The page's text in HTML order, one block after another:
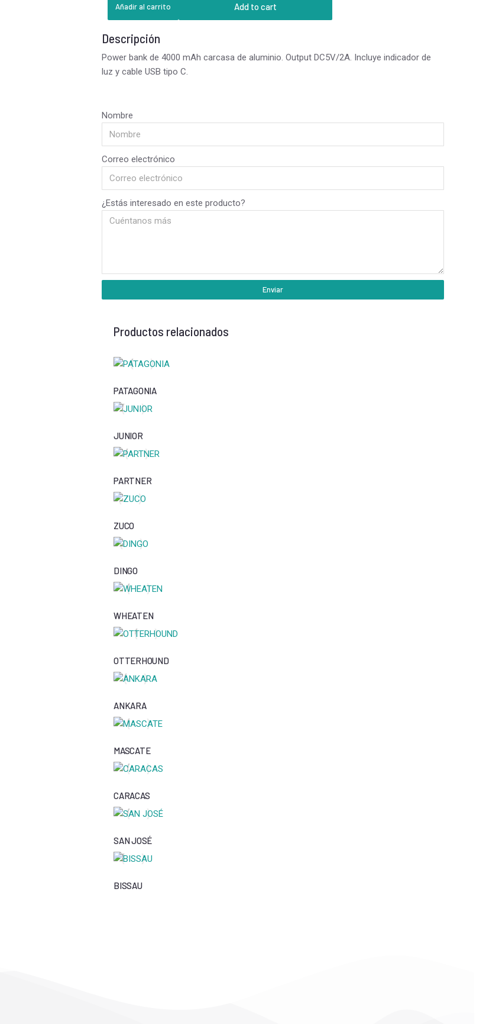
Añadir al carrito Add to cart
Descripción
Power bank de 4000 mAh carcasa de aluminio. Output DC5V/2A. Incluye indicador de
luz y cable USB tipo C.
Nombre
Correo electrónico
¿Estás interesado en este producto?
Enviar
Productos relacionados
PATAGONIA
JUNIOR
PARTNER
ZUCO
DINGO
WHEATEN
OTTERHOUND
ANKARA
MASCATE
CARACAS
SAN JOSÉ
BISSAU